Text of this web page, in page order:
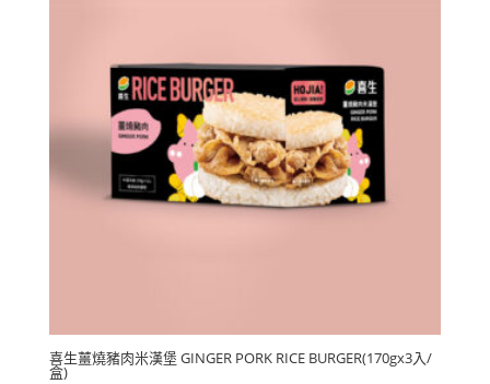
喜生薑燒豬肉米漢堡 GINGER PORK RICE BURGER(170gx3入/
盒)